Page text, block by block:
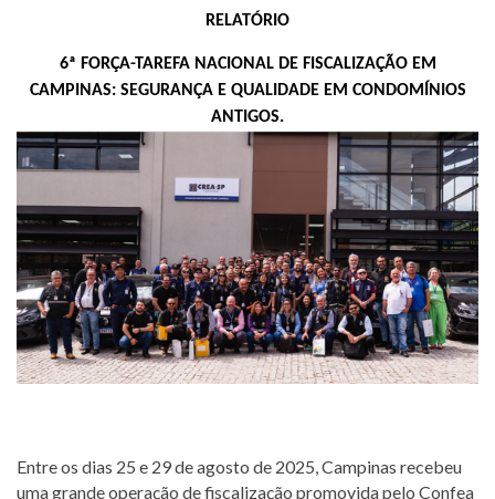
RELATÓRIO
6ª FORÇA-TAREFA NACIONAL DE FISCALIZAÇÃO EM
CAMPINAS: SEGURANÇA E QUALIDADE EM CONDOMÍNIOS
ANTIGOS.
Entre os dias 25 e 29 de agosto de 2025, Campinas recebeu
uma grande operação de fiscalização promovida pelo Confea